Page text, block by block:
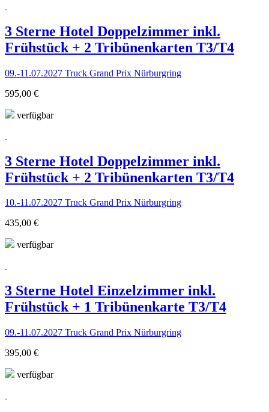
3 Sterne Hotel Doppelzimmer inkl.
Frühstück + 2 Tribünenkarten T3/T4
09.-11.07.2027 Truck Grand Prix Nürburgring
595,00 €
verfügbar
3 Sterne Hotel Doppelzimmer inkl.
Frühstück + 2 Tribünenkarten T3/T4
10.-11.07.2027 Truck Grand Prix Nürburgring
435,00 €
verfügbar
3 Sterne Hotel Einzelzimmer inkl.
Frühstück + 1 Tribünenkarte T3/T4
09.-11.07.2027 Truck Grand Prix Nürburgring
395,00 €
verfügbar